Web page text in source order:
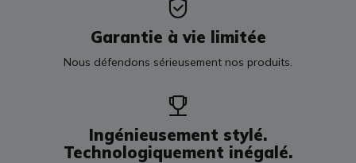
Garantie à vie limitée
Nous défendons sérieusement nos produits.
Ingénieusement stylé.
Technologiquement inégalé.